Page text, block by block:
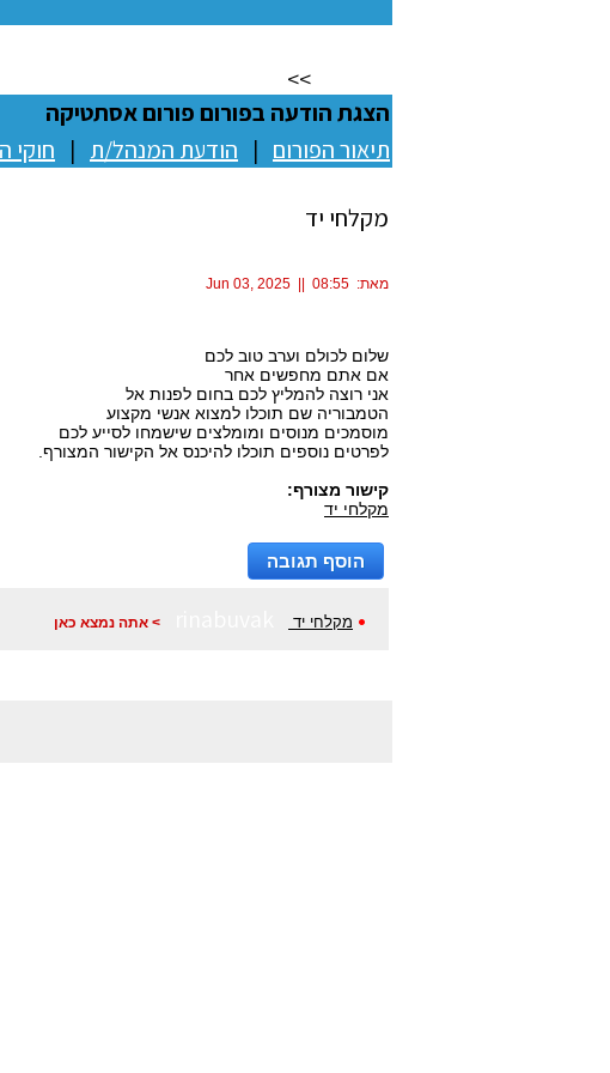
>>
הצגת הודעה בפורום פורום אסתטיקה
תיאור הפורום | הודעת המנהל/ת | חוקי
מקלחי יד
מאת: Jun 03, 2025 || 08:55
שלום לכולם וערב טוב לכם
אם אתם מחפשים אחר
אני רוצה להמליץ לכם בחום לפנות אל
הטמבוריה שם תוכלו למצוא אנשי מקצוע
מוסמכים מנוסים ומומלצים שישמחו לסייע לכם
לפרטים נוספים תוכלו להיכנס אל הקישור המצורף.
קישור מצורף:
מקלחי יד
הוסף תגובה
• מקלחי יד > אתה נמצא כאן